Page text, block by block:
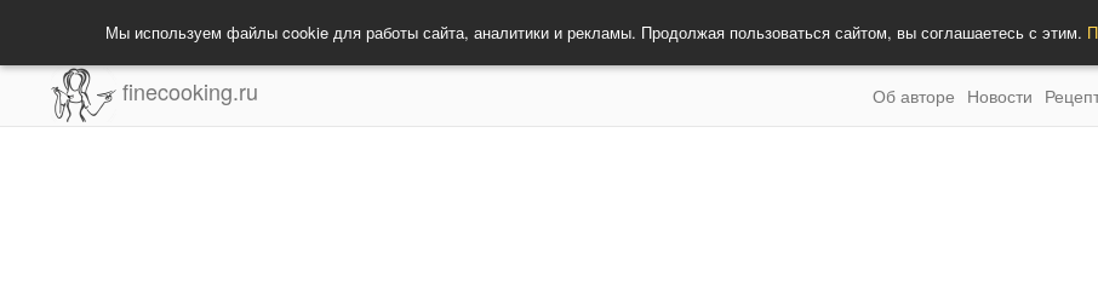
Мы используем файлы cookie для работы сайта, аналитики и рекламы. Продолжая пользоваться сайтом, вы соглашаетесь с этим.
finecooking.ru Об авторе Новости